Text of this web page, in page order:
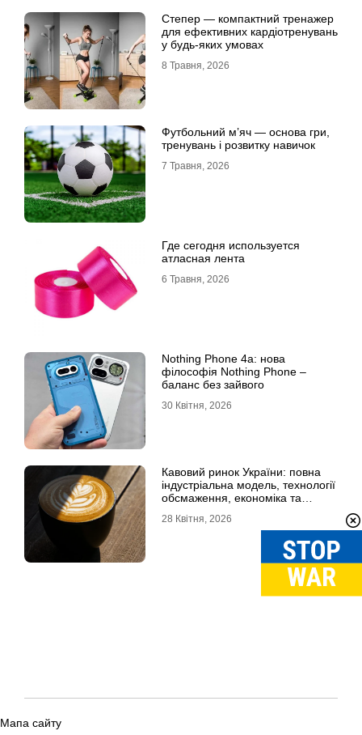
Степер — компактний тренажер
для ефективних кардіотренувань
у будь-яких умовах
8 Травня, 2026
Футбольний м’яч — основа гри,
тренувань і розвитку навичок
7 Травня, 2026
Где сегодня используется
атласная лента
6 Травня, 2026
Nothing Phone 4a: нова
філософія Nothing Phone –
баланс без зайвого
30 Квітня, 2026
Кавовий ринок України: повна
індустріальна модель, технології
обсмаження, економіка та
28 Квітня, 2026
Мапа сайту